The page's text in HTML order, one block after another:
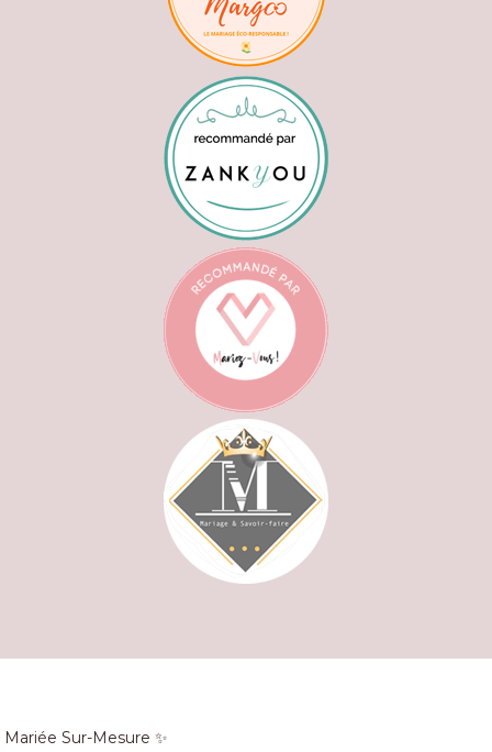
Sur-Mesure ✨